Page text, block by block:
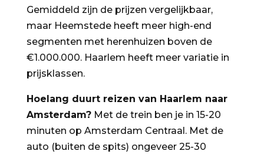
Gemiddeld zijn de prijzen vergelijkbaar,
maar Heemstede heeft meer high-end
segmenten met herenhuizen boven de
€1.000.000. Haarlem heeft meer variatie in
prijsklassen.
Hoelang duurt reizen van Haarlem naar
Amsterdam?Met de trein ben je in 15-20
minuten op Amsterdam Centraal. Met de
auto (buiten de spits) ongeveer 25-30